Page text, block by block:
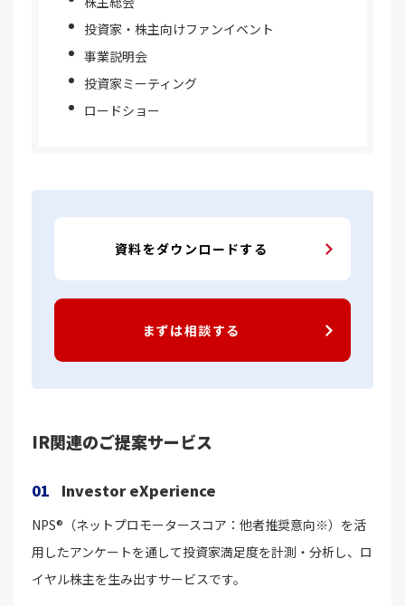
投資家・株主向けファンイベント
事業説明会
投資家ミーティング
ロードショー
資料をダウンロードする
まずは相談する
IR関連のご提案サービス
01 Investor eXperience
NPS®（ネットプロモータースコア：他者推奨意向※）を活
用したアンケートを通して投資家満足度を計測・分析し、ロ
イヤル株主を生み出すサービスです。